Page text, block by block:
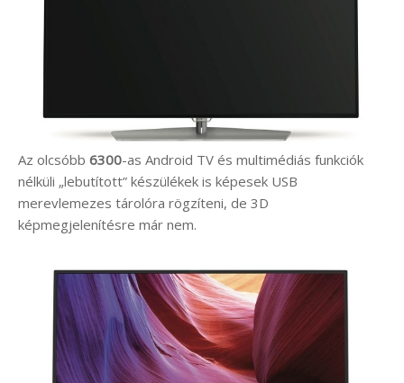
Az olcsóbb 6300-as Android TV és multimédiás funkciók
nélküli „lebutított” készülékek is képesek USB
merevlemezes tárolóra rögzíteni, de 3D
képmegjelenítésre már nem.